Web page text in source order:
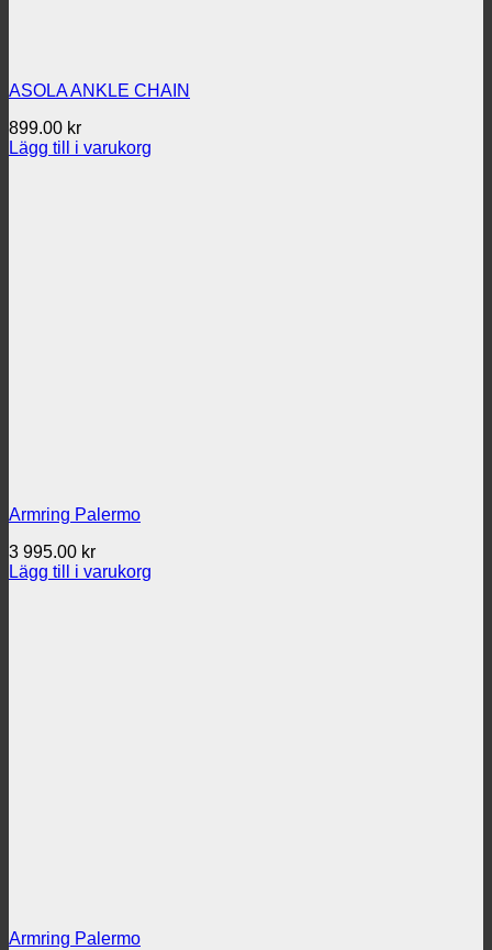
ASOLA ANKLE CHAIN
899.00 kr
Lägg till i varukorg
Armring Palermo
3 995.00 kr
Lägg till i varukorg
Armring Palermo